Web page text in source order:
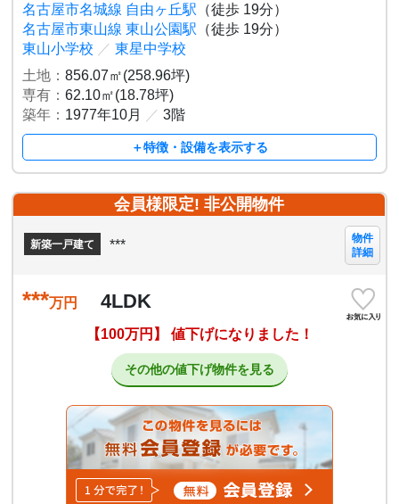
名古屋市名城線 自由ヶ丘駅 （徒歩 19分）
名古屋市東山線 東山公園駅 （徒歩 19分）
東山小学校 ／ 東星中学校
土地：856.07㎡(258.96坪)
専有：62.10㎡(18.78坪)
築年： 1977年10月 ／ 3階
＋特徴・設備を表示する
会員様限定! 非公開物件
新築一戸建て ***
物件
詳細
***万円 4LDK
【100万円】 値下げになりました！
その他の値下げ物件を見る